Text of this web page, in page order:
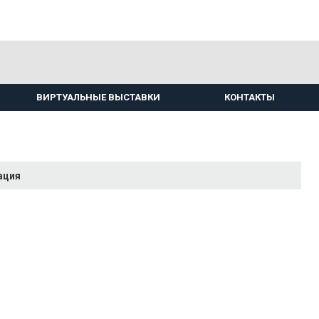
ВИРТУАЛЬНЫЕ ВЫСТАВКИ КОНТАКТЫ